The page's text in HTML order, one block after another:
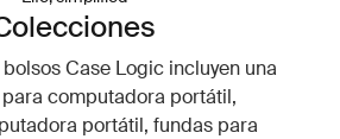
Case Logic incluyen una
computadora portátil,
portátil, fundas para